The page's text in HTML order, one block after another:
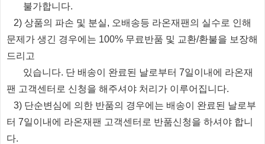
불가합니다.
2) 상품의 파손 및 분실, 오배송등 라온재팬의 실수로 인해
문제가 생긴 경우에는 100% 무료반품 및 교환/환불을 보장해
드리고
있습니다. 단 배송이 완료된 날로부터 7일이내에 라온재
팬 고객센터로 신청을 해주셔야 처리가 이루어집니다.
3) 단순변심에 의한 반품의 경우에는 배송이 완료된 날로부
터 7일이내에 라온재팬 고객센터로 반품신청을 하셔야 합니
다.